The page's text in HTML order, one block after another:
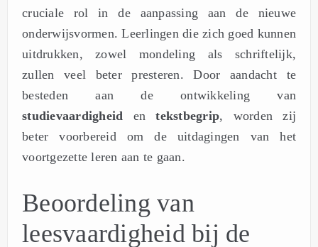
cruciale rol in de aanpassing aan de nieuwe
onderwijsvormen. Leerlingen die zich goed kunnen
uitdrukken, zowel mondeling als schriftelijk,
zullen veel beter presteren. Door aandacht te
besteden aan de ontwikkeling van
studievaardigheid entekstbegrip, worden zij
beter voorbereid om de uitdagingen van het
voortgezette leren aan te gaan.
Beoordeling van
leesvaardigheid bij de